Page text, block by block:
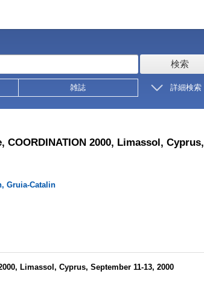
検索
雑誌 詳細検索
2000, Limassol, Cyprus,
Gruia-Catalin
Limassol, Cyprus, September 11-13, 2000